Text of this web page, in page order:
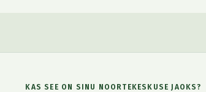
KAS SEE ON SINU NOORTEKESKUSE JAOKS?